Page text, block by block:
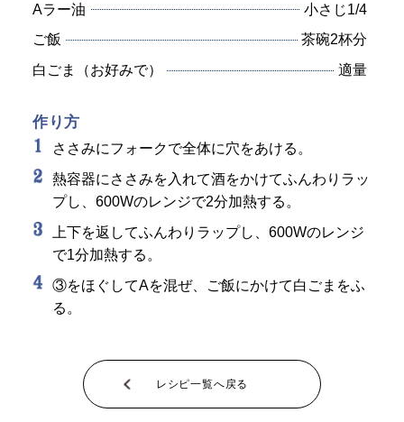
Aラー油
小さじ1/4
ご飯
茶碗2杯分
白ごま（お好みで）
適量
作り方
ささみにフォークで全体に穴をあける。
熱容器にささみを入れて酒をかけてふんわりラッ
プし、600Wのレンジで2分加熱する。
上下を返してふんわりラップし、600Wのレンジ
で1分加熱する。
③をほぐしてAを混ぜ、ご飯にかけて白ごまをふ
る。
レシピ一覧へ戻る